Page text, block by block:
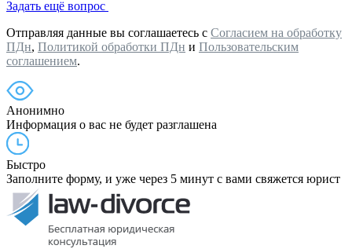
Задать ещё вопрос
Отправляя данные вы соглашаетесь с Согласием на обработку
ПДн, Политикой обработки ПДн и Пользовательским
соглашением.
Анонимно
Информация о вас не будет разглашена
Быстро
Заполните форму, и уже через 5 минут с вами свяжется юрист